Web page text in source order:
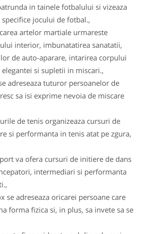
in tainele fotbalului si vizeaza
jocului de fotbal.,
artelor martiale urmareste
interior, imbunatatirea sanatatii,
de auto-aparare, intarirea corpului
si supletii in miscari.,
adreseaza tuturor persoanelor de
sa isi exprime nevoia de miscare
de tenis organizeaza cursuri de
si performanta in tenis atat pe zgura,
va ofera cursuri de initiere de dans
intermediari si performanta
se adreseaza oricarei persoane care
forma fizica si, in plus, sa invete sa se